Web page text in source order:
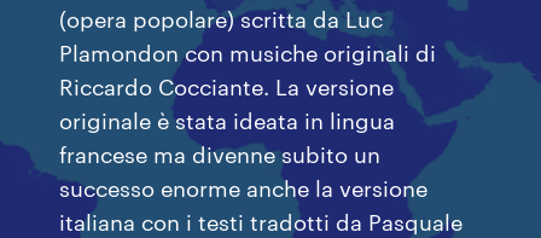
(opera popolare) scritta da Luc
Plamondon con musiche originali di
Riccardo Cocciante. La versione
originale è stata ideata in lingua
francese ma divenne subito un
successo enorme anche la versione
italiana con i testi tradotti da Pasquale